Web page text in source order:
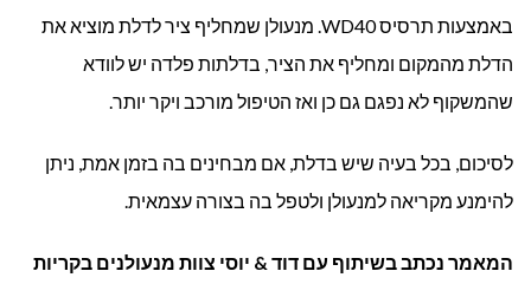
באמצעות תרסיס WD40. מנעולן שמחליף ציר לדלת מוציא את
הדלת מהמקום ומחליף את הציר, בדלתות פלדה יש לוודא
שהמשקוף לא נפגם גם כן ואז הטיפול מורכב ויקר יותר.
לסיכום, בכל בעיה שיש בדלת, אם מבחינים בה בזמן אמת, ניתן
להימנע מקריאה למנעולן ולטפל בה בצורה עצמאית.
המאמר נכתב בשיתוף עם דוד & יוסי צוות מנעולנים בקריות